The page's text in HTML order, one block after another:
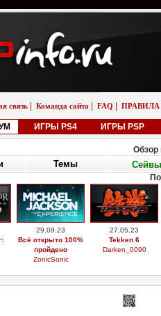
связь Команда сайта FAQ ПРАВИЛА
ИГРЫ PS4 ИГРЫ PSP
Обзор
Темы Сейвы
29.09.23
Всё открыто 100%
пройдено
ZonicSonic
27.05.23
Tekken 6
Darken_0090